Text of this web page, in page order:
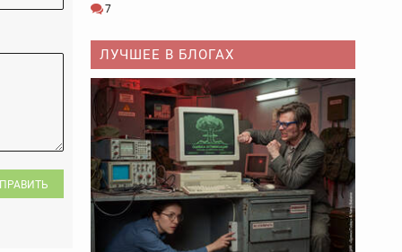
7
ЛУЧШЕЕ В БЛОГАХ